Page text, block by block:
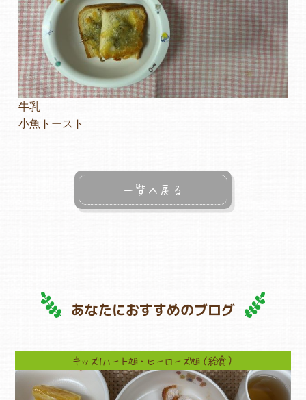
ヒーローズ旭保育園
キッズ１ハート旭保育所
園の様子
お知らせ
牛乳
小魚トースト
一覧へ戻る
あなたにおすすめのブログ
キッズ1ハート旭・ヒーローズ旭（給食）